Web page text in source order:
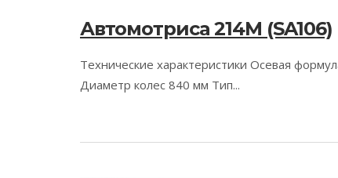
Автомотриса 214M (SA106)
Технические характеристики Осевая
Диаметр колес 840 мм Тип...